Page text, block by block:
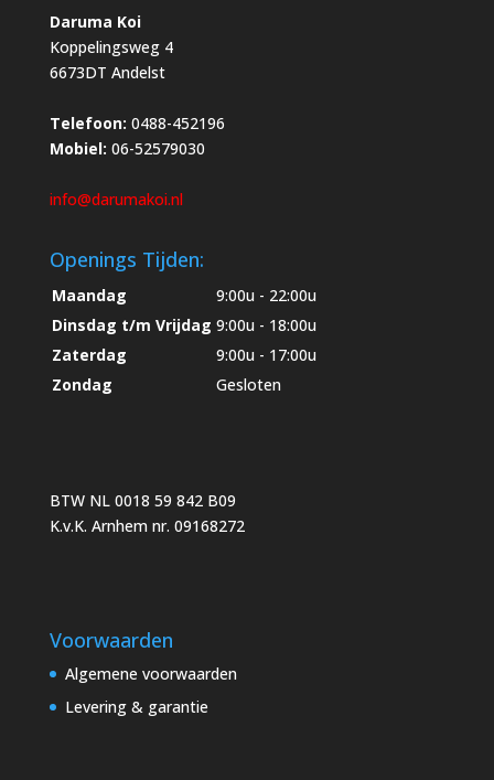
Daruma Koi
Koppelingsweg 4
6673DT Andelst
Telefoon: 0488-452196
Mobiel: 06-52579030
info@darumakoi.nl
Openings Tijden:
Maandag
9:00u - 22:00u
Dinsdag t/m Vrijdag 9:00u - 18:00u
Zaterdag
9:00u - 17:00u
Zondag
Gesloten
BTW NL 0018 59 842 B09
K.v.K. Arnhem nr. 09168272
Voorwaarden
Algemene voorwaarden
Levering & garantie